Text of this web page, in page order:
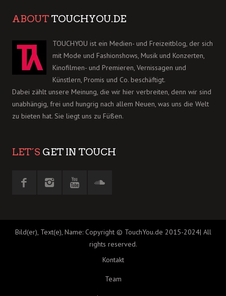
ABOUT TOUCHYOU.DE
TOUCHYOU ist ein Medien- und Freizeitblog, der sich
mit Mode und Fashionshows, Musik und Konzerten,
Kinofilmen- und Premieren, Vernissagen und
Künstlern, Promis und Co. beschäftigt.
Dabei zählt unsere Meinung, die wir hier verbreiten, denn wir sind
unabhängig, frei und hungrig nach allem Neuen, was uns die Welt
zu bieten hat. Sie liegt uns zu Füßen.
LET´S GET IN TOUCH
Bild(er), Text(e), Name: Copyright © TouchYou.de 2015-2024| All
rights reserved.
Kontakt
Team